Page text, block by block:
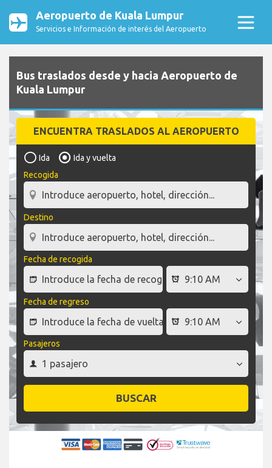
Aeropuerto de Kuala Lumpur
Servicios e Información de interés del Aeropuerto
Bus traslados desde y hacia Aeropuerto de
Kuala Lumpur
ENCUENTRA TRASLADOS AL AEROPUERTO
Ida
Ida y vuelta
Recogida
Destino
Fecha de recogida
Fecha de regreso
Pasajeros
BUSCAR